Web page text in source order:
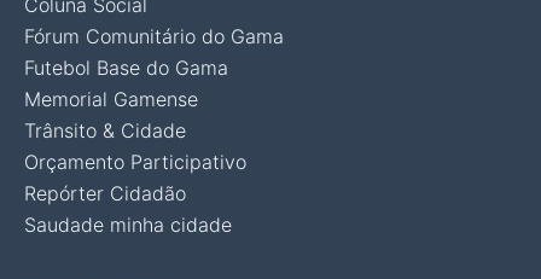
Coluna Social
Fórum Comunitário do Gama
Futebol Base do Gama
Memorial Gamense
Trânsito & Cidade
Orçamento Participativo
Repórter Cidadão
Saudade minha cidade